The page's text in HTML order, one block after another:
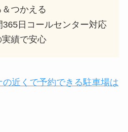
つかえる
365日コールセンター対応
績で安心
の近くで予約できる駐車場は